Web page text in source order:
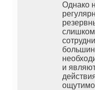
Однако
и